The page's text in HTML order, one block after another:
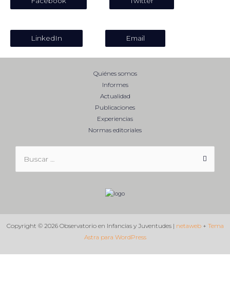
LinkedIn Email
Quiénes somos
Informes
Actualidad
Publicaciones
Experiencias
Normas editoriales
Copyright © 2026 Observatorio en Infancias y Juventudes | netaweb+ Tema
Astra para WordPress